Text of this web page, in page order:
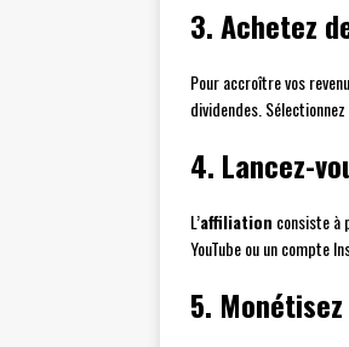
3. Achetez
Pour accroître vos
dividendes.
4. Lancez-
L’affiliation consiste à
YouTube ou un compte
5.